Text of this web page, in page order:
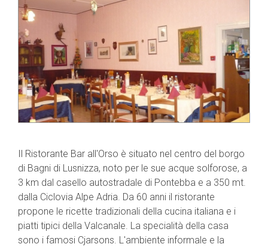
Il Ristorante Bar all'Orso è situato nel centro del borgo
di Bagni di Lusnizza, noto per le sue acque solforose, a
3 km dal casello autostradale di Pontebba e a 350 mt.
dalla Ciclovia Alpe Adria. Da 60 anni il ristorante
propone le ricette tradizionali della cucina italiana e i
piatti tipici della Valcanale. La specialità della casa
sono i famosi Cjarsons. L'ambiente informale e la